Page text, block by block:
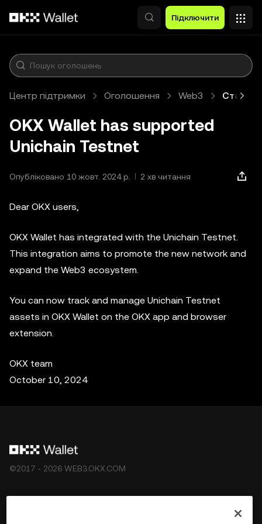
Підключити
Центр підтримки Оголошення Web3 Стаття
OKX Wallet has supported
Unichain Testnet
Опубліковано 10 жовт. 2024 р. 2 хв читання
Dear OKX users,
OKX Wallet has integrated with the Unichain Testnet.
This integration aims to promote the new network and
expand the Web3 ecosystem.
You can now track and manage Unichain Testnet
assets in OKX Wallet on the OKX app and browser
extension.
OKX team
October 10, 2024
©2017 - 2026 WEB3.OKX.COM